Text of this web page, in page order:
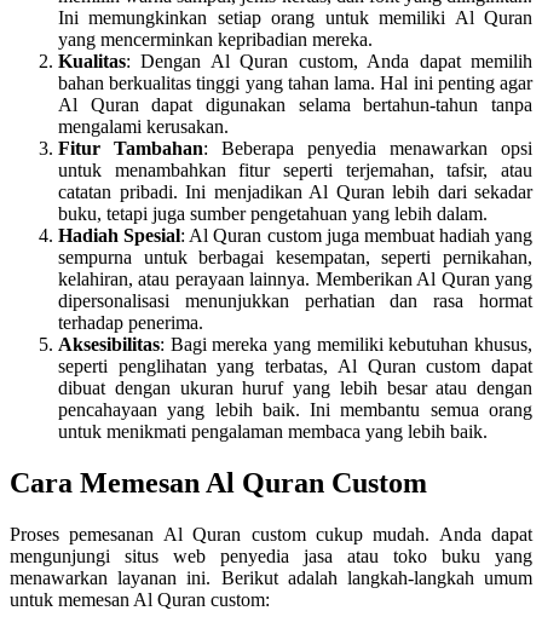
Ini memungkinkan setiap orang untuk memiliki Al Quran
yang mencerminkan kepribadian mereka.
Kualitas: Dengan Al Quran custom, Anda dapat memilih
bahan berkualitas tinggi yang tahan lama. Hal ini penting agar
Al Quran dapat digunakan selama bertahun-tahun tanpa
mengalami kerusakan.
Fitur Tambahan: Beberapa penyedia menawarkan opsi
untuk menambahkan fitur seperti terjemahan, tafsir, atau
catatan pribadi. Ini menjadikan Al Quran lebih dari sekadar
buku, tetapi juga sumber pengetahuan yang lebih dalam.
Hadiah Spesial: Al Quran custom juga membuat hadiah yang
sempurna untuk berbagai kesempatan, seperti pernikahan,
kelahiran, atau perayaan lainnya. Memberikan Al Quran yang
dipersonalisasi menunjukkan perhatian dan rasa hormat
terhadap penerima.
Aksesibilitas: Bagi mereka yang memiliki kebutuhan khusus,
seperti penglihatan yang terbatas, Al Quran custom dapat
dibuat dengan ukuran huruf yang lebih besar atau dengan
pencahayaan yang lebih baik. Ini membantu semua orang
untuk menikmati pengalaman membaca yang lebih baik.
Cara Memesan Al Quran Custom
Proses pemesanan Al Quran custom cukup mudah. Anda dapat
mengunjungi situs web penyedia jasa atau toko buku yang
menawarkan layanan ini. Berikut adalah langkah-langkah umum
untuk memesan Al Quran custom: